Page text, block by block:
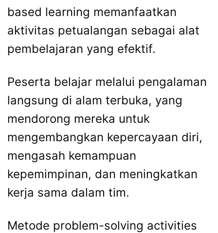
based learning memanfaatkan
aktivitas petualangan sebagai alat
pembelajaran yang efektif.
Peserta belajar melalui pengalaman
langsung di alam terbuka, yang
mendorong mereka untuk
mengembangkan kepercayaan diri,
mengasah kemampuan
kepemimpinan, dan meningkatkan
kerja sama dalam tim.
Metode problem-solving activities